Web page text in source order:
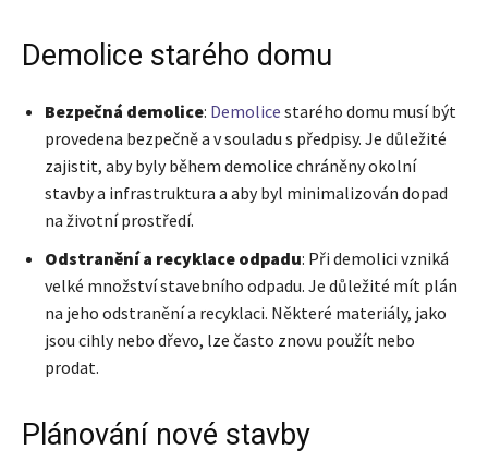
Demolice starého domu
Bezpečná demolice: Demolice starého domu musí být
provedena bezpečně a v souladu s předpisy. Je důležité
zajistit, aby byly během demolice chráněny okolní
stavby a infrastruktura a aby byl minimalizován dopad
na životní prostředí.
Odstranění a recyklace odpadu: Při demolici vzniká
velké množství stavebního odpadu. Je důležité mít plán
na jeho odstranění a recyklaci. Některé materiály, jako
jsou cihly nebo dřevo, lze často znovu použít nebo
prodat.
Plánování nové stavby